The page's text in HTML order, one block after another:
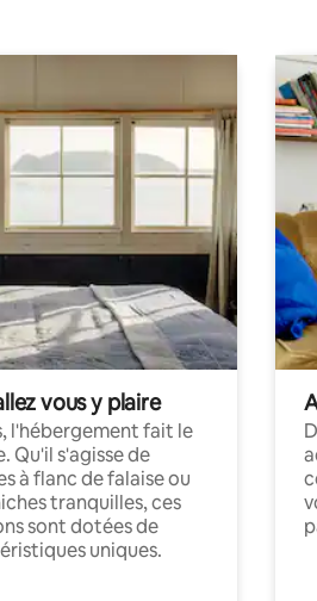
vous y plaire
l'hébergement fait le
Qu'il s'agisse de
à flanc de falaise ou
tranquilles, ces
sont dotées de
uniques.